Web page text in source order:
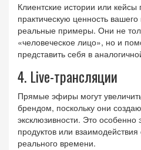
Клиентские истории или кейсы
практическую ценность
реальные примеры. Они не
«человеческое лицо», но и
представить себя в
4. Live-трансляции
Прямые эфиры могут
брендом, поскольку они
эксклюзивности. Это
продуктов или
реального времени.